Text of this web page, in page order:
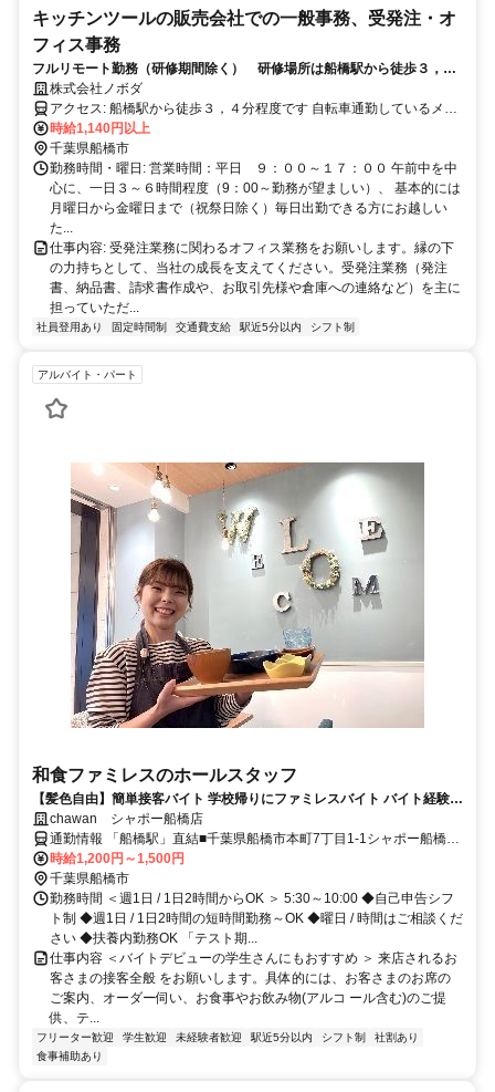
キッチンツールの販売会社での一般事務、受発注・オ
フィス事務
フルリモート勤務（研修期間除く） 研修場所は船橋駅から徒歩３，４
分。自転車通勤も可能です。
株式会社ノボダ
アクセス: 船橋駅から徒歩３，４分程度です 自転車通勤しているメン
バーもいます
時給1,140円以上
千葉県船橋市
勤務時間・曜日: 営業時間：平日 ９：００～１７：００ 午前中を中
心に、一日３～６時間程度（9：00～勤務が望ましい）、 基本的には
月曜日から金曜日まで（祝祭日除く）毎日出勤できる方にお越しい
た...
仕事内容: 受発注業務に関わるオフィス業務をお願いします。縁の下
の力持ちとして、当社の成長を支えてください。受発注業務（発注
書、納品書、請求書作成や、お取引先様や倉庫への連絡など）を主に
担っていただ...
社員登用あり 固定時間制 交通費支給 駅近5分以内 シフト制
アルバイト・パート
和食ファミレスのホールスタッフ
【髪色自由】簡単接客バイト 学校帰りにファミレスバイト バイト経験が
ない方も大歓迎 曜日や時間の希望も相談OK!! テスト時期などももちろ
ん考慮します!!
chawan シャポー船橋店
通勤情報 「船橋駅」直結■千葉県船橋市本町7丁目1-1シャポー船橋南
館2階
時給1,200円～1,500円
千葉県船橋市
勤務時間 ＜週1日 / 1日2時間からOK ＞ 5:30～10:00 ◆自己申告シフ
ト制 ◆週1日 / 1日2時間の短時間勤務～OK ◆曜日 / 時間はご相談くだ
さい ◆扶養内勤務OK 「テスト期...
仕事内容 ＜バイトデビューの学生さんにもおすすめ ＞ 来店されるお
客さまの接客全般 をお願いします。具体的には、お客さまのお席の
ご案内、オーダー伺い、お食事やお飲み物(アルコ ール含む)のご提
供、テ...
フリーター歓迎 学生歓迎 未経験者歓迎 駅近5分以内 シフト制
社割あり
食事補助あり